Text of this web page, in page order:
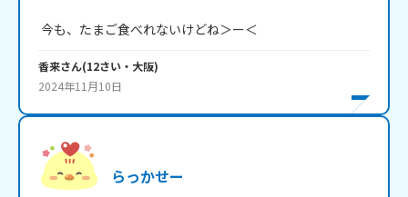
今も、たまご食べれないけどね＞ー＜
香来さん(12さい・ 大阪)
2024年11月10日
らっかせー